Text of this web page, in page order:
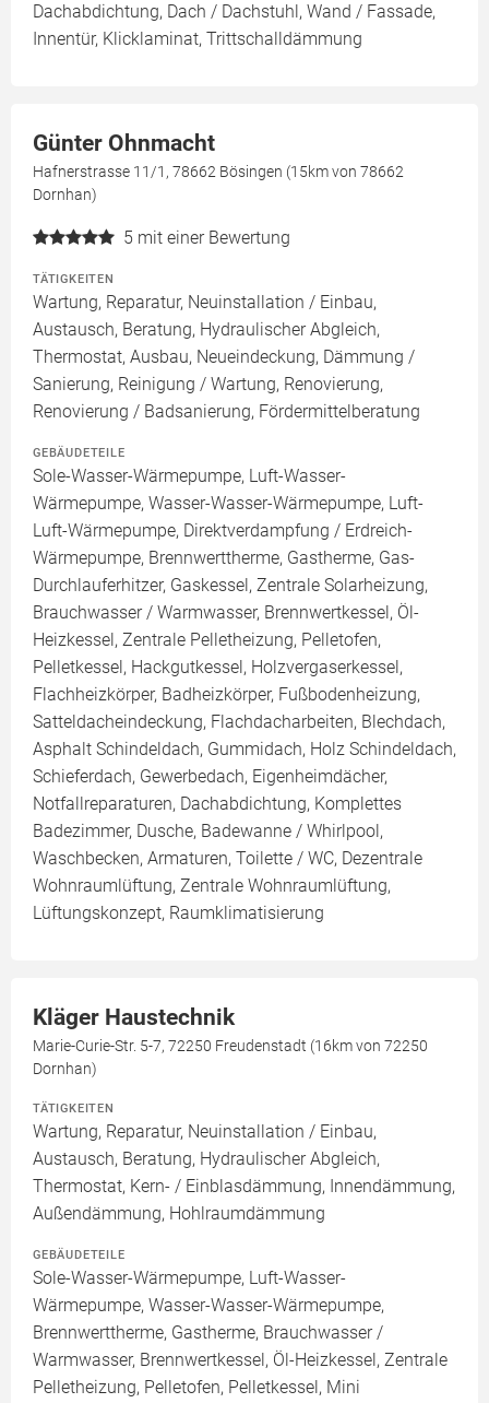
Dachabdichtung, Dach / Dachstuhl, Wand / Fassade,
Innentür, Klicklaminat, Trittschalldämmung
Günter Ohnmacht
Hafnerstrasse 11/1, 78662 Bösingen (15km von 78662
Dornhan)
5 mit einer Bewertung
TÄTIGKEITEN
Wartung, Reparatur, Neuinstallation / Einbau,
Austausch, Beratung, Hydraulischer Abgleich,
Thermostat, Ausbau, Neueindeckung, Dämmung /
Sanierung, Reinigung / Wartung, Renovierung,
Renovierung / Badsanierung, Fördermittelberatung
GEBÄUDETEILE
Sole-Wasser-Wärmepumpe, Luft-Wasser-
Wärmepumpe, Wasser-Wasser-Wärmepumpe, Luft-
Luft-Wärmepumpe, Direktverdampfung / Erdreich-
Wärmepumpe, Brennwerttherme, Gastherme, Gas-
Durchlauferhitzer, Gaskessel, Zentrale Solarheizung,
Brauchwasser / Warmwasser, Brennwertkessel, Öl-
Heizkessel, Zentrale Pelletheizung, Pelletofen,
Pelletkessel, Hackgutkessel, Holzvergaserkessel,
Flachheizkörper, Badheizkörper, Fußbodenheizung,
Satteldacheindeckung, Flachdacharbeiten, Blechdach,
Asphalt Schindeldach, Gummidach, Holz Schindeldach,
Schieferdach, Gewerbedach, Eigenheimdächer,
Notfallreparaturen, Dachabdichtung, Komplettes
Badezimmer, Dusche, Badewanne / Whirlpool,
Waschbecken, Armaturen, Toilette / WC, Dezentrale
Wohnraumlüftung, Zentrale Wohnraumlüftung,
Lüftungskonzept, Raumklimatisierung
Kläger Haustechnik
Marie-Curie-Str. 5-7, 72250 Freudenstadt (16km von 72250
Dornhan)
TÄTIGKEITEN
Wartung, Reparatur, Neuinstallation / Einbau,
Austausch, Beratung, Hydraulischer Abgleich,
Thermostat, Kern- / Einblasdämmung, Innendämmung,
Außendämmung, Hohlraumdämmung
GEBÄUDETEILE
Sole-Wasser-Wärmepumpe, Luft-Wasser-
Wärmepumpe, Wasser-Wasser-Wärmepumpe,
Brennwerttherme, Gastherme, Brauchwasser /
Warmwasser, Brennwertkessel, Öl-Heizkessel, Zentrale
Pelletheizung, Pelletofen, Pelletkessel, Mini